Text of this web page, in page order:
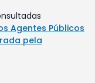
Agentes Públicos
pela